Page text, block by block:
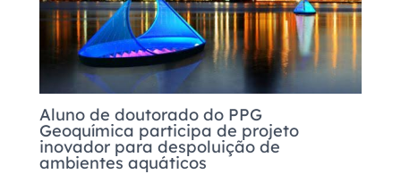
Aluno de doutorado do PPG
Geoquímica participa de projeto
inovador para despoluição de
ambientes aquáticos